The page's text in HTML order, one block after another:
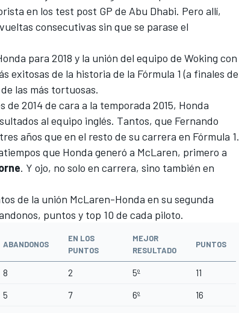
en los test post GP de Abu Dhabi. Pero allí,
consecutivas sin que se parase el
para 2018 y la unión del equipo de Woking con
exitosas de la historia de la Fórmula 1 (a finales de
las más tortuosas.
2014 de cara a la temporada 2015, Honda
al equipo inglés. Tantos, que Fernando
años que en el resto de su carrera en Fórmula 1.
que Honda generó a McLaren, primero a
. Y ojo, no solo en carrera, sino también en
de la unión McLaren-Honda en su segunda
puntos y top 10 de cada piloto.
ABANDONOS
EN LOS
PUNTOS
MEJOR
RESULTADO
PUNTOS
8 2 5º 11
5 7 6º 16